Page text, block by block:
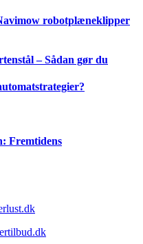
robotplæneklipper
– Sådan gør du
Fremtidens